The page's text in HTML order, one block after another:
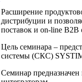
Расширение
дистрибуции и
поставок и on-line B2B
Цель семинара –
системы (СКС)
Семинар